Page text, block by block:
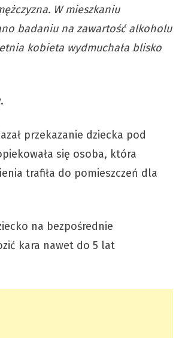
W mieszkaniu
badaniu na zawartość alkoholu
kobieta wydmuchała blisko
przekazanie dziecka pod
się osoba, która
trafiła do pomieszczeń dla
na bezpośrednie
kara nawet do 5 lat